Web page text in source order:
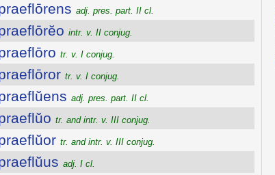
adj. pres. part. II cl.
intr. v. II conjug.
tr. v. I conjug.
tr. v. I conjug.
adj. pres. part. II cl.
tr. and intr. v. III conjug.
tr. and intr. v. III conjug.
adj. I cl.